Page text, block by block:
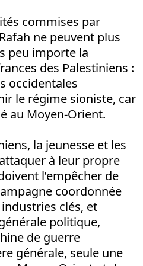
commises par
ne peuvent plus
peu importe la
des Palestiniens :
occidentales
le régime sioniste, car
au Moyen-Orient.
la jeunesse et les
à leur propre
l’empêcher de
coordonnée
clés, et
politique,
de guerre
générale, seule une